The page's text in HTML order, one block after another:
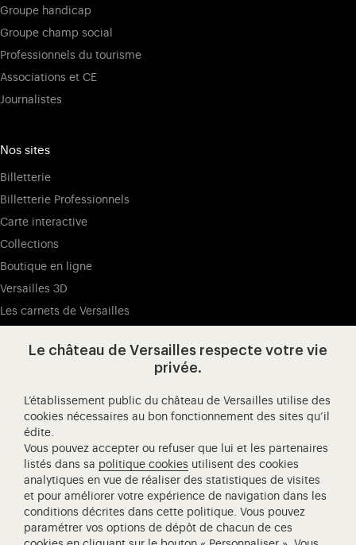
Groupe handicap
Groupe champ social
Professionnels du tourisme
Associations et CE
Journalistes
Nos sites
Billetterie
Billetterie Professionnels
Carte interactive
Collections
Boutique en ligne
Versailles 3D
Les carnets de Versailles
Ressources pédagogiques
Visitez notre Facebook (ouverture dans un nouvel
Visitez notre X (ouverture dans un nouvel
Visitez notre Instagram (ouverture
Visitez notre YouTube
Visitez notre
L'Opéra royal de Versailles
Centre de recherche du château de Versailles
Centre de Musique Baroque de Versailles
Réseau des Résidences Royales Européenne
Le château de Versailles respecte votre vie
privée.
L’établissement public du château de Versailles utilise des
cookies nécessaires au bon fonctionnement des sites qu’il
édite.
Vous pouvez accepter ou refuser que lui et les partenaires
listés dans sa politique cookies utilisent des cookies
analytiques en vue de réaliser des statistiques de visites
et pour améliorer votre expérience de navigation dans les
conditions décrites dans cette politique. Vous pouvez
paramétrer vos options de dépôt de chacun de ces